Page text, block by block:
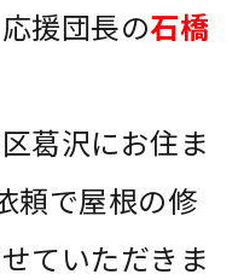
援団長の石橋
葛沢にお住ま
頼で屋根の修
ていただきま